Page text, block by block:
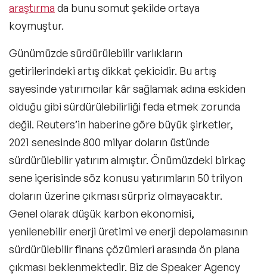
araştırma da bunu somut şekilde ortaya
koymuştur.
Günümüzde sürdürülebilir varlıkların
getirilerindeki artış dikkat çekicidir. Bu artış
sayesinde yatırımcılar kâr sağlamak adına eskiden
olduğu gibi sürdürülebilirliği feda etmek zorunda
değil. Reuters’in haberine göre büyük şirketler,
2021 senesinde 800 milyar doların üstünde
sürdürülebilir yatırım almıştır. Önümüzdeki birkaç
sene içerisinde söz konusu yatırımların 50 trilyon
doların üzerine çıkması sürpriz olmayacaktır.
Genel olarak düşük karbon ekonomisi,
yenilenebilir enerji üretimi veenerji depolamasının
sürdürülebilir finans çözümleri arasında ön plana
çıkması beklenmektedir. Biz de Speaker Agency